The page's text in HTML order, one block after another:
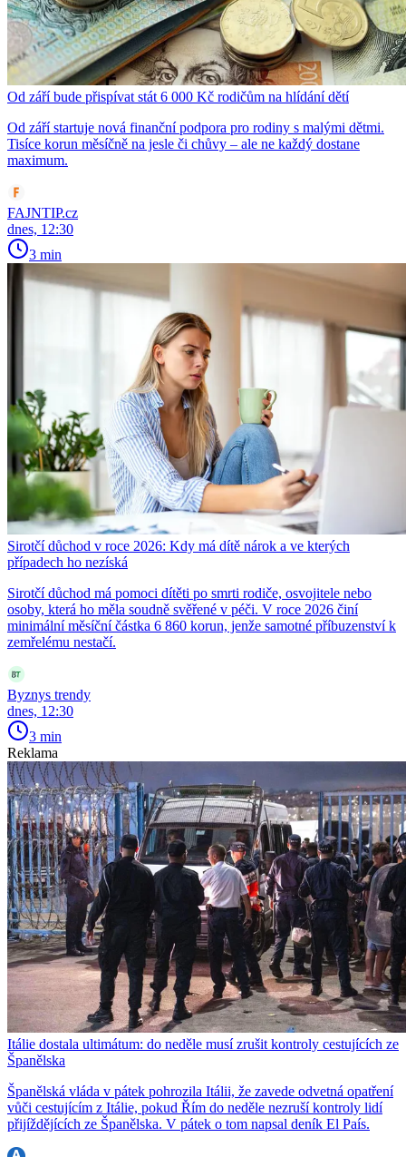
Od září bude přispívat stát 6 000 Kč rodičům na hlídání dětí
Od září startuje nová finanční podpora pro rodiny s malými dětmi.
Tisíce korun měsíčně na jesle či chůvy – ale ne každý dostane
maximum.
FAJNTIP.cz
dnes, 12:30
3 min
Sirotčí důchod v roce 2026: Kdy má dítě nárok a ve kterých
případech ho nezíská
Sirotčí důchod má pomoci dítěti po smrti rodiče, osvojitele nebo
osoby, která ho měla soudně svěřené v péči. V roce 2026 činí
minimální měsíční částka 6 860 korun, jenže samotné příbuzenství k
zemřelému nestačí.
Byznys trendy
dnes, 12:30
3 min
Reklama
Itálie dostala ultimátum: do neděle musí zrušit kontroly cestujících ze
Španělska
Španělská vláda v pátek pohrozila Itálii, že zavede odvetná opatření
vůči cestujícím z Itálie, pokud Řím do neděle nezruší kontroly lidí
přijíždějících ze Španělska. V pátek o tom napsal deník El País.